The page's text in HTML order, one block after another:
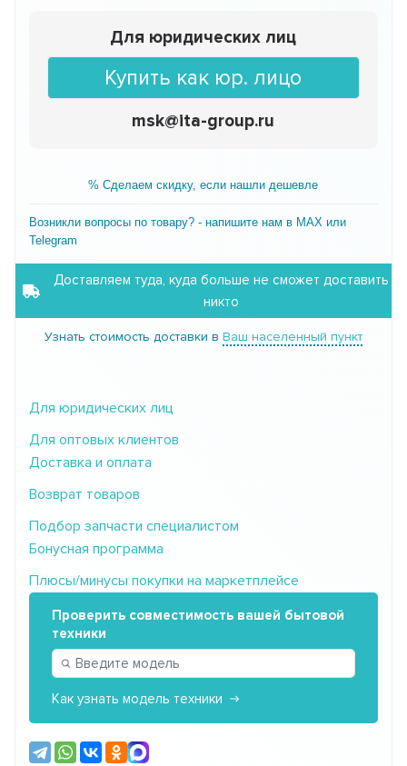
Для юридических лиц
Купить как юр. лицо
msk@ita-group.ru
% Сделаем скидку, если нашли дешевле
Возникли вопросы по товару? - напишите нам в MAX или
Telegram
Доставляем туда, куда больше не сможет доставить
никто
Узнать стоимость доставки в Ваш населенный пункт
Для юридических лиц
Для оптовых клиентов
Доставка и оплата
Возврат товаров
Подбор запчасти специалистом
Бонусная программа
Плюсы/минусы покупки на маркетплейсе
Проверить совместимость вашей бытовой
техники
Как узнать модель техники